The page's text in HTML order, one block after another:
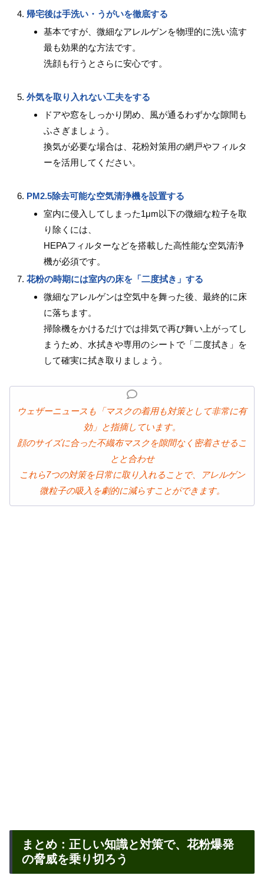
帰宅後は手洗い・うがいを徹底する
基本ですが、微細なアレルゲンを物理的に洗い流す
最も効果的な方法です。
洗顔も行うとさらに安心です。
外気を取り入れない工夫をする
ドアや窓をしっかり閉め、風が通るわずかな隙間も
ふさぎましょう。
換気が必要な場合は、花粉対策用の網戸やフィルタ
ーを活用してください。
PM2.5除去可能な空気清浄機を設置する
室内に侵入してしまった1μm以下の微細な粒子を取
り除くには、
HEPAフィルターなどを搭載した高性能な空気清浄
機が必須です。
花粉の時期には室内の床を「二度拭き」する
微細なアレルゲンは空気中を舞った後、最終的に床
に落ちます。
掃除機をかけるだけでは排気で再び舞い上がってし
まうため、水拭きや専用のシートで「二度拭き」を
して確実に拭き取りましょう。
ウェザーニュースも「マスクの着用も対策として非常に有
効」と指摘しています。
顔のサイズに合った不織布マスクを隙間なく密着させるこ
とと合わせ
これら7つの対策を日常に取り入れることで、アレルゲン
微粒子の吸入を劇的に減らすことができます。
まとめ：正しい知識と対策で、花粉爆発
の脅威を乗り切ろう